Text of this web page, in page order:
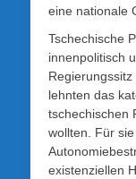
eine nationale
Tschechische
innenpolitisch
lehnten das
tschechischen
wollten. Für
existenziellen